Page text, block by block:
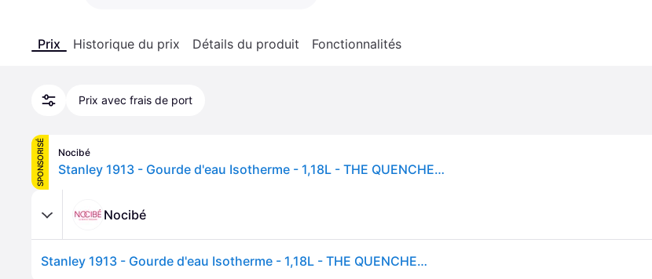
Prix Historique du prix Détails du produit Fonctionnalités
Prix avec frais de port
SPONSORISÉ Nocibé
Stanley 1913 - Gourde d'eau Isotherme - 1,18L - THE QUENCHER H2.0 FLOWSTATE™ TUMBLER Sport & hydratation 1 pieces Or rose unisex
Nocibé
Stanley 1913 - Gourde d'eau Isotherme - 1,18L - THE QUENCHER H2.0 FLOWSTATE™ TUMBLER Sport & hydratation 1 pieces Or rose unisex